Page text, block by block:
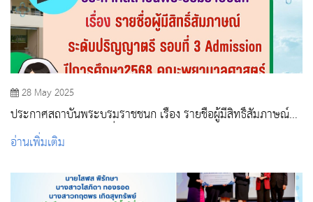
28 May 2025
ประกาศสถาบันพระบรมราชชนก เรื่อง รายชื่อผู้มีสิทธิ์สัมภาษณ์
ระดับปริญญาตรี รอบที่ 3 Admission ปีการศึกษา2568 คณะ
พยาบาลศาสตร์ หลักสูตรพยาบาลศาสตรบัณฑิต
อ่านเพิ่มเติม